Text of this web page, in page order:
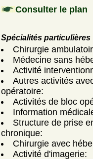
Consulter le plan
Spécialités particulières
Chirurgie
Médecine sans
Activité
Autres activités
opératoire:
Activités de bloc
Information
Structure de prise
chronique:
Chirurgie avec
Activité d'imagerie: